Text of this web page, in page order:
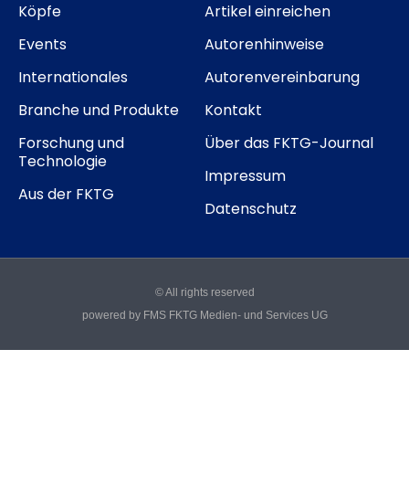
Köpfe
Events
Internationales
Branche und Produkte
Forschung und
Technologie
Aus der FKTG
Artikel einreichen
Autorenhinweise
Autorenvereinbarung
Kontakt
Über das FKTG-Journal
Impressum
Datenschutz
© All rights reserved
powered by FMS FKTG Medien- und Services UG